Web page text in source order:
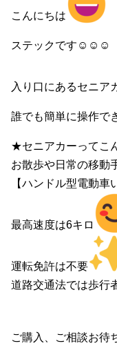
こんにちは
ステックです☺︎☺︎☺︎
入り口にあるセニア
誰でも簡単に操作で
★セニアカーってこ
お散歩や日常の移動
【ハンドル型電動車
最高速度は6キロ
運転免許は不要
道路交通法では歩行
ご購入、ご相談お待